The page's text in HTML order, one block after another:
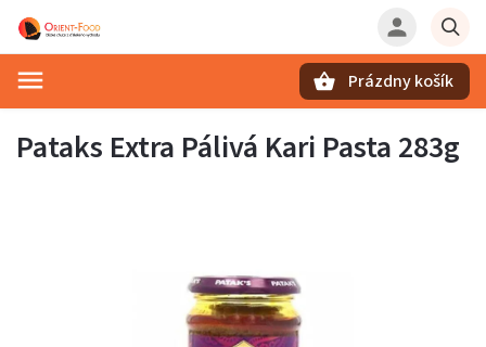
Prázdny košík
Pataks Extra Pálivá Kari Pasta 283g